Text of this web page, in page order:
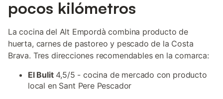
pocos kilómetros
La cocina del Alt Empordà combina producto de
huerta, carnes de pastoreo y pescado de la Costa
Brava. Tres direcciones recomendables en la comarca:
El Bulit4,5/5 - cocina de mercado con producto
local en Sant Pere Pescador